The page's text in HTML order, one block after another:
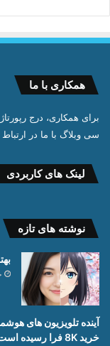
همکاری با ما
برای همکاری، درج
سی وبلاگ با ما در ارتباط
لینک های کاربردی
نوشته های تازه
خرید 8K فرا رسیده است؟